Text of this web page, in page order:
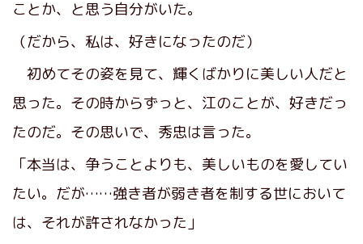
ことか、と思う自分がいた。
（だから、私は、好きになったのだ）
初めてその姿を見て、輝くばかりに美しい人だと
思った。その時からずっと、江のことが、好きだっ
たのだ。その思いで、秀忠は言った。
「本当は、争うことよりも、美しいものを愛してい
たい。だが……強き者が弱き者を制する世において
は、それが許されなかった」